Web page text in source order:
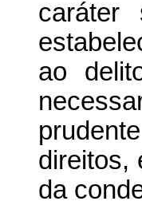
caráter
ao
direitos,
da